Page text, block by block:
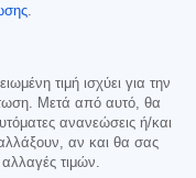
τιμή ισχύει για την
Μετά από αυτό, θα
ανανεώσεις ή/και
αλλάξουν, αν και θα σας
τιμών.